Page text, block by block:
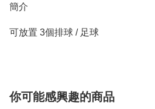
簡介
可放置 3個排球 / 足球
你可能感興趣的商品